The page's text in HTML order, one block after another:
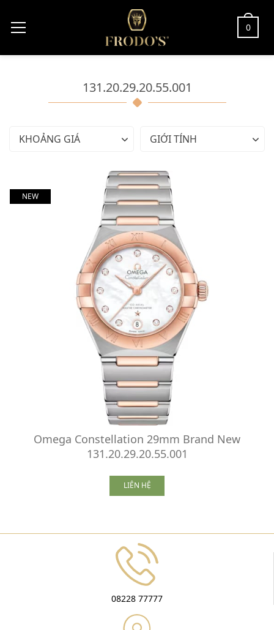
0
131.20.29.20.55.001
KHOẢNG GIÁ GIỚI TÍNH
NEW
Omega Constellation 29mm Brand New
131.20.29.20.55.001
LIÊN HỆ
08228 77777